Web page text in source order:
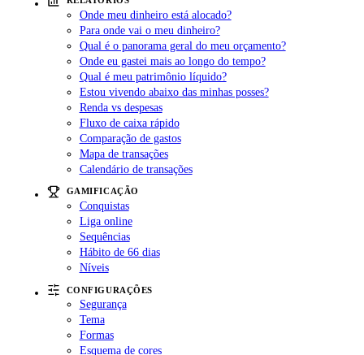
Onde meu dinheiro está alocado?
Para onde vai o meu dinheiro?
Qual é o panorama geral do meu orçamento?
Onde eu gastei mais ao longo do tempo?
Qual é meu patrimônio líquido?
Estou vivendo abaixo das minhas posses?
Renda vs despesas
Fluxo de caixa rápido
Comparação de gastos
Mapa de transações
Calendário de transações
GAMIFICAÇÃO
Conquistas
Liga online
Sequências
Hábito de 66 dias
Níveis
CONFIGURAÇÕES
Segurança
Tema
Formas
Esquema de cores